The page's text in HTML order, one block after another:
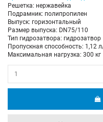
Решетка: нержавейка
Подрамник: полипропилен
Выпуск: горизонтальный
Размер выпуска: DN75/110
Тип гидрозатвора: гидрозатвор
Пропускная способность: 1,12
Максимальная нагрузка: 300 кг